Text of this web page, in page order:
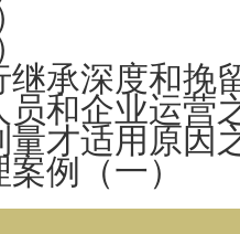
继承深度和挽
员和企业运营
量才适用原因
例（一）